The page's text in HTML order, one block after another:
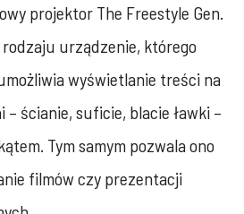
projektor The Freestyle Gen.
rodzaju urządzenie, którego
wyświetlanie treści na
ścianie, suficie, blacie ławki –
Tym samym pozwala ono
filmów czy prezentacji